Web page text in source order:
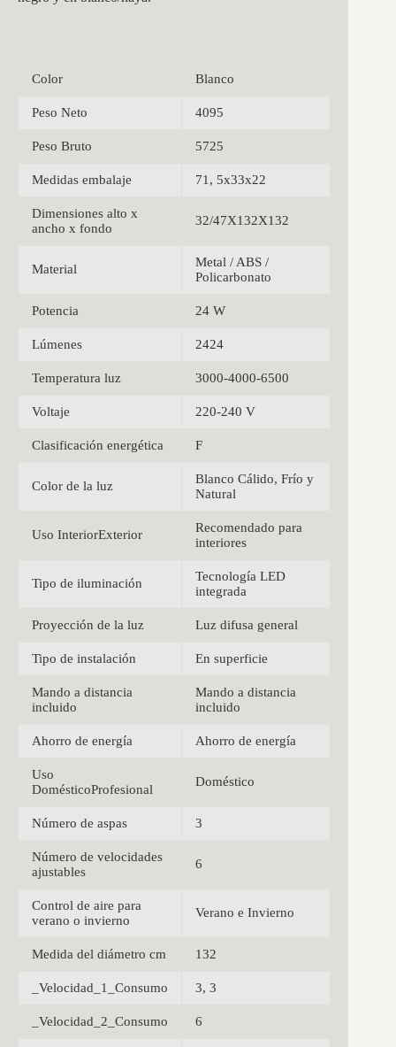
Color Blanco
Peso Neto 4095
Peso Bruto 5725
Medidas embalaje 71, 5x33x22
Dimensiones alto x
ancho x fondo
32/47X132X132
Material
Metal / ABS /
Policarbonato
Potencia 24 W
Lúmenes 2424
Temperatura luz 3000-4000-6500
Voltaje 220-240 V
Clasificación energética F
Color de la luz
Blanco Cálido, Frío y
Natural
Uso InteriorExterior
Recomendado para
interiores
Tipo de iluminación
Tecnología LED
integrada
Proyección de la luz Luz difusa general
Tipo de instalación En superficie
Mando a distancia
incluido
Mando a distancia
incluido
Ahorro de energía Ahorro de energía
Uso
DomésticoProfesional
Doméstico
Número de aspas 3
Número de velocidades
ajustables
6
Control de aire para
verano o invierno
Verano e Invierno
Medida del diámetro cm 132
_Velocidad_1_Consumo 3, 3
_Velocidad_2_Consumo 6